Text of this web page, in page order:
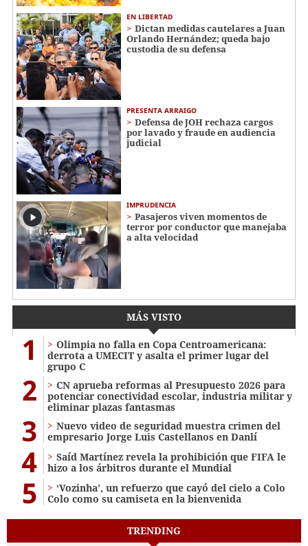
EN LIBERTAD
Dictan medidas cautelares a Juan
Orlando Hernández; queda bajo
custodia de su defensa
PRESENTA ARRAIGO
Defensa de JOH rechaza cargos
por lavado y fraude en audiencia
judicial
IMPRUDENCIA
Pasajeros viven momentos de
terror por conductor que manejaba
a alta velocidad
MÁS VISTO
1
Olimpia no falla en Copa Centroamericana:
derrota a UMECIT y asalta el primer lugar del
grupo C
2
CN aprueba reformas al Presupuesto 2026 para
potenciar conectividad escolar, industria militar y
eliminar plazas fantasmas
3
Nuevo video de seguridad muestra crimen del
empresario Jorge Luis Castellanos en Danlí
4
Saíd Martínez revela la prohibición que FIFA le
hizo a los árbitros durante el Mundial
5
‘Vozinha’, un refuerzo que cayó del cielo a Colo
Colo como su camiseta en la bienvenida
TRENDING